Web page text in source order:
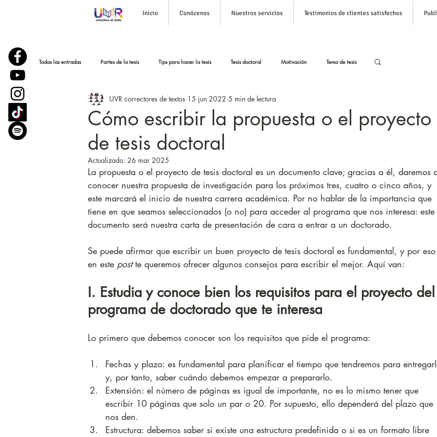
Inicio Conócenos Nuestros servicios Testimonios de clientes satisfechos
Todas las entradas Partes de la tesis Tips para hacer la tesis Tesis doctoral Motivación Tema de tesis
Corrección de estilo Historias reales Podcast para tesistas Tesis con Inteligencia Artificial
Parafraseo y bajar el plagio Sustentación o defensa de tesis
Cómo escribir la propuesta o el proyecto
de tesis doctoral
UVR correctores de textos 15 jun 2022 5 min de lectura
Actualizado: 26 mar 2025
La propuesta o el proyecto de tesis doctoral es un documento clave; gracias a él, daremos
conocer nuestra propuesta de investigación para los próximos tres, cuatro o cinco años, y
este marcará el inicio de nuestra carrera académica. Por no hablar de la importancia que
tiene en que seamos seleccionados (o no) para acceder al programa que nos interesa: este
documento será nuestra carta de presentación de cara a entrar a un doctorado.
Se puede afirmar que escribir un buen proyecto de tesis doctoral es fundamental, y por
en este post te queremos ofrecer algunos consejos para escribir el mejor. Aquí van:
I. Estudia y conoce bien los requisitos para el proyecto
programa de doctorado que te interesa
Lo primero que debemos conocer son los requisitos que pide el programa:
Fechas y plazo: es fundamental para planificar el tiempo que tendremos para
y, por tanto, saber cuándo debemos empezar a prepararlo.
Extensión: el número de páginas es igual de importante, no es lo mismo tener que
escribir 10 páginas que solo un par o 20. Por supuesto, ello dependerá del plazo que
nos den.
Estructura: debemos saber si existe una estructura predefinida o si es un formato libre